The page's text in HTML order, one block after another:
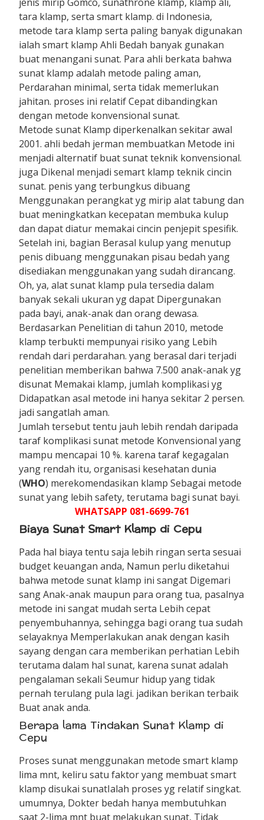
tara klamp, serta smart klamp. di Indonesia,
metode tara klamp serta paling banyak digunakan
ialah smart klamp Ahli Bedah banyak gunakan
buat menangani sunat. Para ahli berkata bahwa
sunat klamp adalah metode paling aman,
Perdarahan minimal, serta tidak memerlukan
jahitan. proses ini relatif Cepat dibandingkan
dengan metode konvensional sunat.
Metode sunat Klamp diperkenalkan sekitar awal
2001. ahli bedah jerman membuatkan Metode ini
menjadi alternatif buat sunat teknik konvensional.
juga Dikenal menjadi semart klamp teknik cincin
sunat. penis yang terbungkus dibuang
Menggunakan perangkat yg mirip alat tabung dan
buat meningkatkan kecepatan membuka kulup
dan dapat diatur memakai cincin penjepit spesifik.
Setelah ini, bagian Berasal kulup yang menutup
penis dibuang menggunakan pisau bedah yang
disediakan menggunakan yang sudah dirancang.
Oh, ya, alat sunat klamp pula tersedia dalam
banyak sekali ukuran yg dapat Dipergunakan
pada bayi, anak-anak dan orang dewasa.
Berdasarkan Penelitian di tahun 2010, metode
klamp terbukti mempunyai risiko yang Lebih
rendah dari perdarahan. yang berasal dari terjadi
penelitian memberikan bahwa 7.500 anak-anak yg
disunat Memakai klamp, jumlah komplikasi yg
Didapatkan asal metode ini hanya sekitar 2 persen.
jadi sangatlah aman.
Jumlah tersebut tentu jauh lebih rendah daripada
taraf komplikasi sunat metode Konvensional yang
mampu mencapai 10 %. karena taraf kegagalan
yang rendah itu, organisasi kesehatan dunia
(WHO) merekomendasikan klamp Sebagai metode
sunat yang lebih safety, terutama bagi sunat bayi.
WHATSAPP 081-6699-761
Biaya Sunat Smart Klamp di Cepu
Pada hal biaya tentu saja lebih ringan serta sesuai
budget keuangan anda, Namun perlu diketahui
bahwa metode sunat klamp ini sangat Digemari
sang Anak-anak maupun para orang tua, pasalnya
metode ini sangat mudah serta Lebih cepat
penyembuhannya, sehingga bagi orang tua sudah
selayaknya Memperlakukan anak dengan kasih
sayang dengan cara memberikan perhatian Lebih
terutama dalam hal sunat, karena sunat adalah
pengalaman sekali Seumur hidup yang tidak
pernah terulang pula lagi. jadikan berikan terbaik
Buat anak anda.
Berapa lama Tindakan Sunat Klamp di
Cepu
Proses sunat menggunakan metode smart klamp
lima mnt, keliru satu faktor yang membuat smart
klamp disukai sunatIalah proses yg relatif singkat.
umumnya, Dokter bedah hanya membutuhkan
saat 2-lima mnt buat melakukan sunat, Tidak